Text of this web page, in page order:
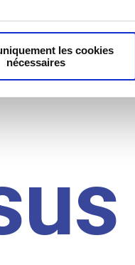
les cookies
nécessaires